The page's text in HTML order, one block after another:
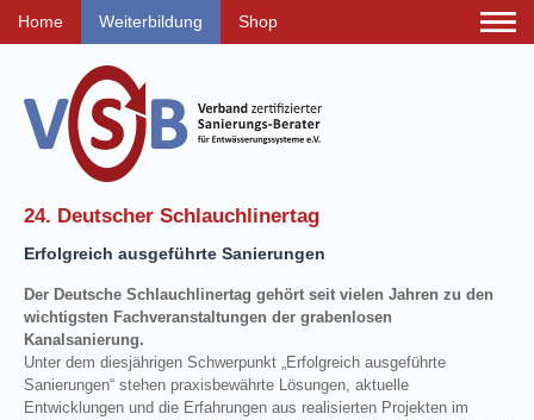
Home Weiterbildung Shop
24. Deutscher Schlauchlinertag
Erfolgreich ausgeführte Sanierungen
Der Deutsche Schlauchlinertag gehört seit vielen Jahren zu den
wichtigsten Fachveranstaltungen der grabenlosen
Kanalsanierung.
Unter dem diesjährigen Schwerpunkt „Erfolgreich ausgeführte
Sanierungen“ stehen praxisbewährte Lösungen, aktuelle
Entwicklungen und die Erfahrungen aus realisierten Projekten im